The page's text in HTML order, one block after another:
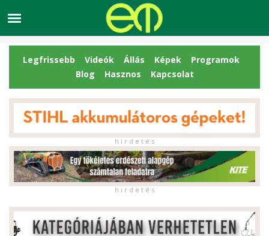
Legfrissebb Videók Állás Képek
Programok
Blog
Hasznos Kapcsolat
h i r d e t é s
h i r d e t é s